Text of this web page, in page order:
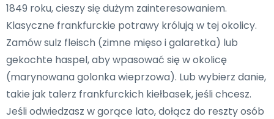
1849 roku, cieszy się dużym zainteresowaniem.
Klasyczne frankfurckie potrawy królują w tej okolicy.
Zamów sulz fleisch (zimne mięso i galaretka) lub
gekochte haspel, aby wpasować się w okolicę
(marynowana golonka wieprzowa). Lub wybierz danie,
takie jak talerz frankfurckich kiełbasek, jeśli chcesz.
Jeśli odwiedzasz w gorące lato, dołącz do reszty osób